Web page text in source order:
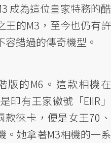
成為這位皇家特務的酷
王的M3，至今也仍有許
錯過的傳奇機型。
版的M6。這款相機在
印有王家徽號「EIIR」
徠卡，便是女王70、
。她拿著M3相機的一系